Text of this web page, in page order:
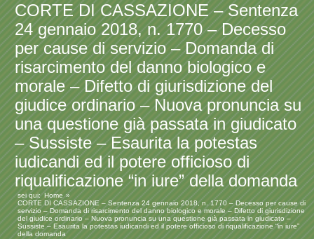
CORTE DI CASSAZIONE – Sentenza
24 gennaio 2018, n. 1770 – Decesso
per cause di servizio – Domanda di
risarcimento del danno biologico e
morale – Difetto di giurisdizione del
giudice ordinario – Nuova pronuncia su
una questione già passata in giudicato
– Sussiste – Esaurita la potestas
iudicandi ed il potere officioso di
riqualificazione “in iure” della domanda
sei qui: Home
CORTE DI CASSAZIONE – Sentenza 24 gennaio 2018, n. 1770 – Decesso per cause di
servizio – Domanda di risarcimento del danno biologico e morale – Difetto di giurisdizione
del giudice ordinario – Nuova pronuncia su una questione già passata in giudicato –
Sussiste – Esaurita la potestas iudicandi ed il potere officioso di riqualificazione “in iure”
della domanda